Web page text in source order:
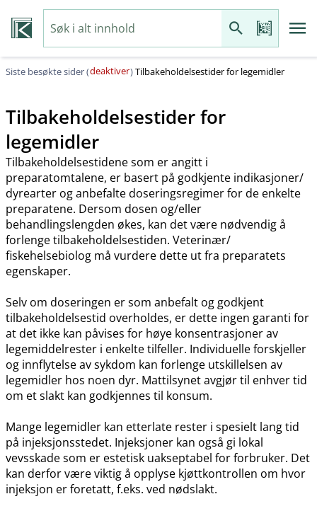
Siste besøkte sider (deaktiver)Tilbakeholdelsestider for legemidler
Tilbakeholdelsestider for
legemidler
Tilbakeholdelsestidene som er angitt i
preparatomtalene, er basert på godkjente indikasjoner​/​
dyrearter og anbefalte doseringsregimer for de enkelte
preparatene. Dersom dosen og​/​eller
behandlingslengden økes, kan det være nødvendig å
forlenge tilbakeholdelsestiden. Veterinær​/​
fiskehelsebiolog må vurdere dette ut fra preparatets
egenskaper.
Selv om doseringen er som anbefalt og godkjent
tilbakeholdelsestid overholdes, er dette ingen garanti for
at det ikke kan påvises for høye konsentrasjoner av
legemiddelrester i enkelte tilfeller. Individuelle forskjeller
og innflytelse av sykdom kan forlenge utskillelsen av
legemidler hos noen dyr. Mattilsynet avgjør til enhver tid
om et slakt kan godkjennes til konsum.
Mange legemidler kan etterlate rester i spesielt lang tid
på injeksjonsstedet. Injeksjoner kan også gi lokal
vevsskade som er estetisk uakseptabel for forbruker. Det
kan derfor være viktig å opplyse kjøttkontrollen om hvor
injeksjon er foretatt, f.eks. ved nødslakt.